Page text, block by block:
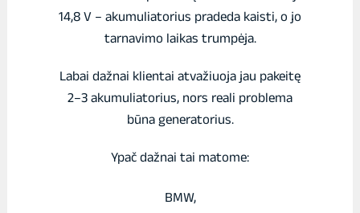
14,8 V – akumuliatorius pradeda kaisti, o jo
tarnavimo laikas trumpėja.
Labai dažnai klientai atvažiuoja jau pakeitę
2–3 akumuliatorius, nors reali problema
būna generatorius.
Ypač dažnai tai matome:
BMW,